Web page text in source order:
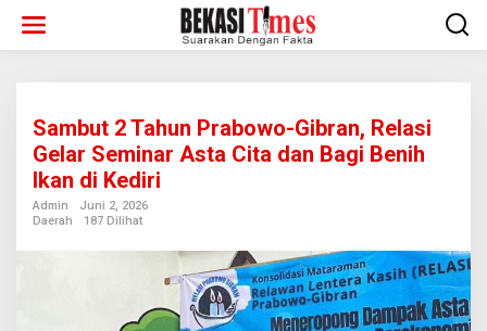
konten
Sambut 2 Tahun Prabowo-Gibran, Relasi
Gelar Seminar Asta Cita dan Bagi Benih
Ikan di Kediri
Admin
Juni 2, 2026
Daerah
187 Dilihat